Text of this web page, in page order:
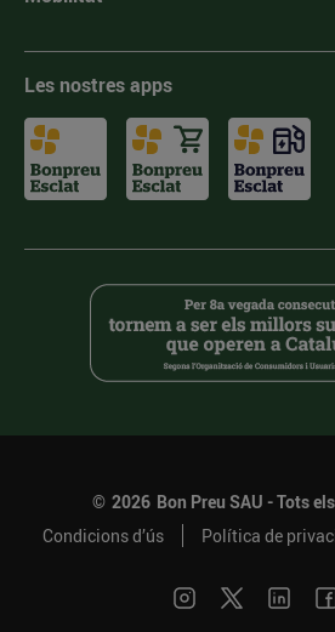
Les nostres apps
© 2026 Bon Preu SAU - Tots
Condicions d’ús
Política de